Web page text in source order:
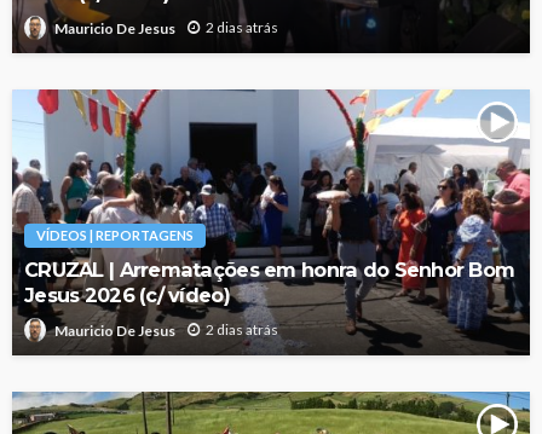
Mauricio De Jesus 2 dias atrás
VÍDEOS | REPORTAGENS
CRUZAL | Arrematações em honra do Senhor Bom
Jesus 2026 (c/ vídeo)
Mauricio De Jesus 2 dias atrás